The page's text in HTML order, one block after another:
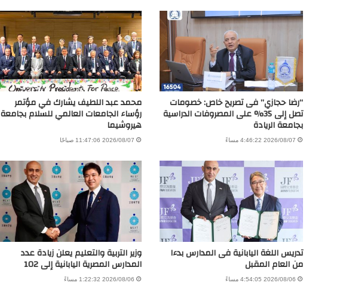
“رضا حجازي” فى تصريح خاص: خصومات
تصل إلى 35% على المصروفات الدراسية
بجامعة الريادة
2026/08/07 4:46:22 مساءً
محمد عبد اللطيف يشارك في مؤتمر
رؤساء الجامعات العالمي للسلام بجامعة
هيروشيما
2026/08/07 11:47:06 صباحًا
تدريس اللغة اليابانية فى المدارس بدءا
من العام المقبل
2026/08/06 4:54:05 مساءً
وزير التربية والتعليم يعلن زيادة عدد
المدارس المصرية اليابانية إلى 102
2026/08/06 1:22:32 مساءً